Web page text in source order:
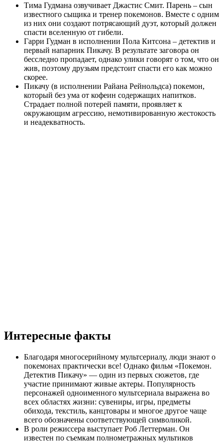
Тима Гудмана озвучивает Джастис Смит. Парень – сын
известного сыщика и тренер покемонов. Вместе с одним
из них они создают потрясающий дуэт, который должен
спасти вселенную от гибели.
Гарри Гудман в исполнении Пола Китсона – детектив и
первый напарник Пикачу. В результате заговора он
бесследно пропадает, однако улики говорят о том, что он
жив, поэтому друзьям предстоит спасти его как можно
скорее.
Пикачу (в исполнении Райана Рейнольдса) покемон,
который без ума от кофеин содержащих напитков.
Страдает полной потерей памяти, проявляет к
окружающим агрессию, немотивированную жестокость
и неадекватность.
Интересные факты
Благодаря многосерийному мультсериалу, люди знают о
покемонах практически все! Однако фильм «Покемон.
Детектив Пикачу» — один из первых сюжетов, где
участие принимают живые актеры. Популярность
персонажей одноименного мультсериала выражена во
всех областях жизни: сувениры, игры, предметы
обихода, текстиль, канцтовары и многое другое чаще
всего обозначены соответствующей символикой.
В роли режиссера выступает Роб Леттерман. Он
известен по съемкам полнометражных мультиков